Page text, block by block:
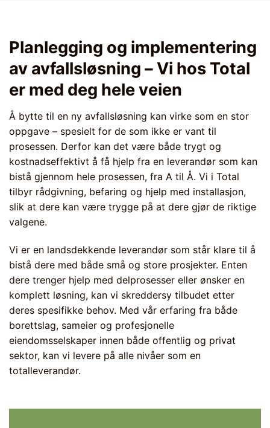
Planlegging og implementering
av avfallsløsning – Vi hos Total
er med deg hele veien
Å bytte til en ny avfallsløsning kan virke som en stor
oppgave – spesielt for de som ikke er vant til
prosessen. Derfor kan det være både trygt og
kostnadseffektivt å få hjelp fra en leverandør som kan
bistå gjennom hele prosessen, fra A til Å. Vi i Total
tilbyr rådgivning, befaring og hjelp med installasjon,
slik at dere kan være trygge på at dere gjør de riktige
valgene.
Vi er en landsdekkende leverandør som står klare til å
bistå dere med både små og store prosjekter. Enten
dere trenger hjelp med delprosesser eller ønsker en
komplett løsning, kan vi skreddersy tilbudet etter
deres spesifikke behov. Med vår erfaring fra både
borettslag, sameier og profesjonelle
eiendomsselskaper innen både offentlig og privat
sektor, kan vi levere på alle nivåer som en
totalleverandør.